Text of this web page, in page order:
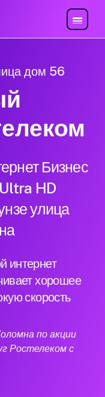
дом 56
Бизнес
HD
улица
интернет
хорошее
скорость
по акции
Ростелеком с